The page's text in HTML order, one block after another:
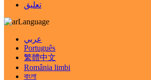
تعليق
Language
عربي
Português
繁體中文
România limbi
বাংলা